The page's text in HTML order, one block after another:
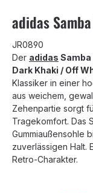
adidas
JR0890
Der adidas Samba
Dark Khaki / Off
Klassiker in einer
aus weichem,
Zehenpartie sorgt
Tragekomfort. Das
Gummiaußensohle
zuverlässigen Halt.
Retro-Charakter.